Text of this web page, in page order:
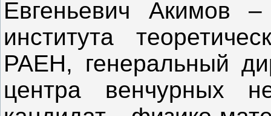
Евгеньевич Акимов
института
РАЕН, генеральный
центра венчурных